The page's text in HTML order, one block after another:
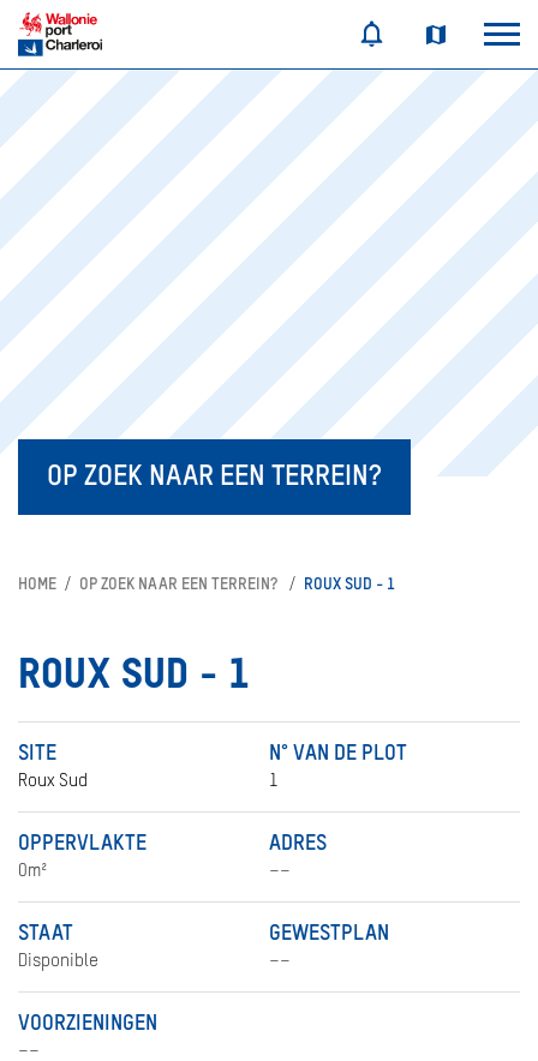
OP ZOEK NAAR EEN TERREIN?
HOME OP ZOEK NAAR EEN TERREIN? ROUX SUD - 1
ROUX SUD - 1
SITE
Roux Sud
N° VAN DE PLOT
1
OPPERVLAKTE
0m²
ADRES
––
STAAT
Disponible
GEWESTPLAN
––
VOORZIENINGEN
––